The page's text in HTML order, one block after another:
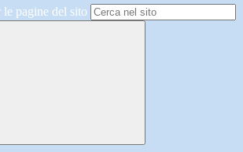
pagine del sito